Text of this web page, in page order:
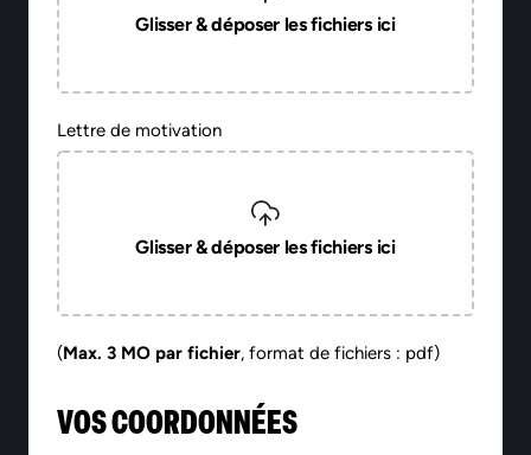
Glisser & déposer les fichiers ici
Lettre de motivation
Glisser & déposer les fichiers ici
(Max. 3 MO par fichier, format de fichiers : pdf)
VOS COORDONNÉES